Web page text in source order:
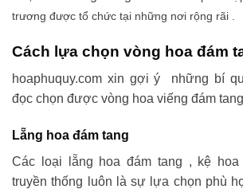
trương được tổ chức tại những nơi rộng rãi .
Cách lựa chọn vòng hoa đám
hoaphuquy.com xin gợi ý những bí
đọc chọn được vòng hoa viếng đám
Lẵng hoa đám tang
Các loại lẵng hoa đám tang , kệ hoa
truyền thống luôn là sự lựa chọn phù